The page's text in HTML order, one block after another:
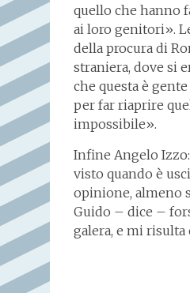
quello che hanno
ai loro genitori».
della procura di
straniera, dove si
che questa è
per far riaprire
impossibile».
Infine Angelo
visto quando è
opinione, almeno
Guido – dice –
galera, e mi